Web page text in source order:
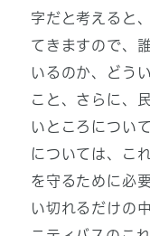
字だと考えると
てきますので、
いるのか、どう
こと、さらに、
いところについ
については、こ
を守るために必
い切れるだけの